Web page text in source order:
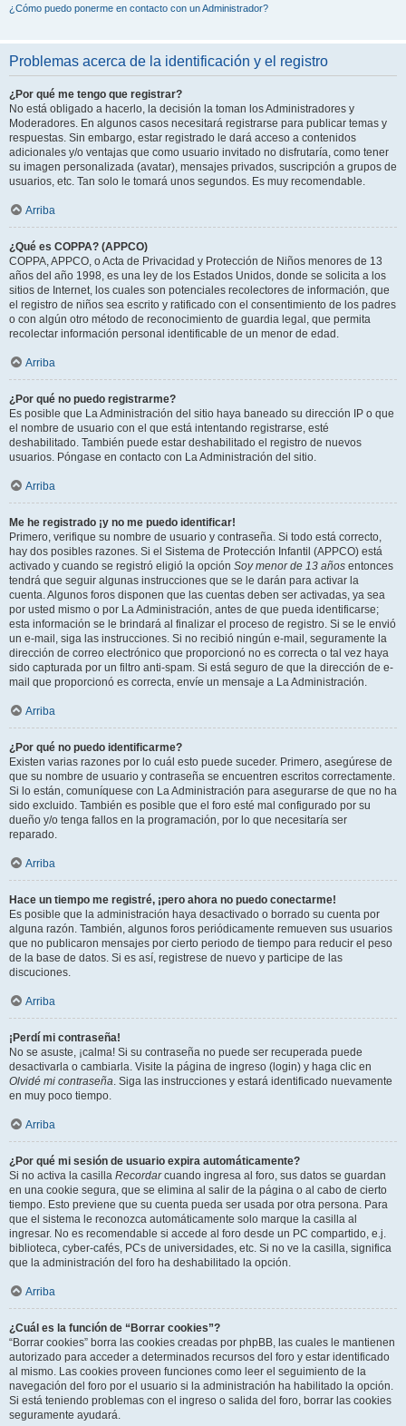
¿Cómo puedo ponerme en contacto con un Administrador?
Problemas acerca de la identificación y el registro
¿Por qué me tengo que registrar?
No está obligado a hacerlo, la decisión la toman los Administradores y
Moderadores. En algunos casos necesitará registrarse para publicar temas y
respuestas. Sin embargo, estar registrado le dará acceso a contenidos
adicionales y/o ventajas que como usuario invitado no disfrutaría, como tener
su imagen personalizada (avatar), mensajes privados, suscripción a grupos de
usuarios, etc. Tan solo le tomará unos segundos. Es muy recomendable.
Arriba
¿Qué es COPPA? (APPCO)
COPPA, APPCO, o Acta de Privacidad y Protección de Niños menores de 13
años del año 1998, es una ley de los Estados Unidos, donde se solicita a los
sitios de Internet, los cuales son potenciales recolectores de información, que
el registro de niños sea escrito y ratificado con el consentimiento de los padres
o con algún otro método de reconocimiento de guardia legal, que permita
recolectar información personal identificable de un menor de edad.
Arriba
¿Por qué no puedo registrarme?
Es posible que La Administración del sitio haya baneado su dirección IP o que
el nombre de usuario con el que está intentando registrarse, esté
deshabilitado. También puede estar deshabilitado el registro de nuevos
usuarios. Póngase en contacto con La Administración del sitio.
Arriba
Me he registrado ¡y no me puedo identificar!
Primero, verifique su nombre de usuario y contraseña. Si todo está correcto,
hay dos posibles razones. Si el Sistema de Protección Infantil (APPCO) está
activado y cuando se registró eligió la opción Soy menor de 13 años entonces
tendrá que seguir algunas instrucciones que se le darán para activar la
cuenta. Algunos foros disponen que las cuentas deben ser activadas, ya sea
por usted mismo o por La Administración, antes de que pueda identificarse;
esta información se le brindará al finalizar el proceso de registro. Si se le envió
un e-mail, siga las instrucciones. Si no recibió ningún e-mail, seguramente la
dirección de correo electrónico que proporcionó no es correcta o tal vez haya
sido capturada por un filtro anti-spam. Si está seguro de que la dirección de e-
mail que proporcionó es correcta, envíe un mensaje a La Administración.
Arriba
¿Por qué no puedo identificarme?
Existen varias razones por lo cuál esto puede suceder. Primero, asegúrese de
que su nombre de usuario y contraseña se encuentren escritos correctamente.
Si lo están, comuníquese con La Administración para asegurarse de que no ha
sido excluido. También es posible que el foro esté mal configurado por su
dueño y/o tenga fallos en la programación, por lo que necesitaría ser
reparado.
Arriba
Hace un tiempo me registré, ¡pero ahora no puedo conectarme!
Es posible que la administración haya desactivado o borrado su cuenta por
alguna razón. También, algunos foros periódicamente remueven sus usuarios
que no publicaron mensajes por cierto periodo de tiempo para reducir el peso
de la base de datos. Si es así, registrese de nuevo y participe de las
discuciones.
Arriba
¡Perdí mi contraseña!
No se asuste, ¡calma! Si su contraseña no puede ser recuperada puede
desactivarla o cambiarla. Visite la página de ingreso (login) y haga clic en
Olvidé mi contraseña. Siga las instrucciones y estará identificado nuevamente
en muy poco tiempo.
Arriba
¿Por qué mi sesión de usuario expira automáticamente?
Si no activa la casilla Recordarcuando ingresa al foro, sus datos se guardan
en una cookie segura, que se elimina al salir de la página o al cabo de cierto
tiempo. Esto previene que su cuenta pueda ser usada por otra persona. Para
que el sistema le reconozca automáticamente solo marque la casilla al
ingresar. No es recomendable si accede al foro desde un PC compartido, e.j.
biblioteca, cyber-cafés, PCs de universidades, etc. Si no ve la casilla, significa
que la administración del foro ha deshabilitado la opción.
Arriba
¿Cuál es la función de “Borrar cookies”?
“Borrar cookies” borra las cookies creadas por phpBB, las cuales le mantienen
autorizado para acceder a determinados recursos del foro y estar identificado
al mismo. Las cookies proveen funciones como leer el seguimiento de la
navegación del foro por el usuario si la administración ha habilitado la opción.
Si está teniendo problemas con el ingreso o salida del foro, borrar las cookies
seguramente ayudará.